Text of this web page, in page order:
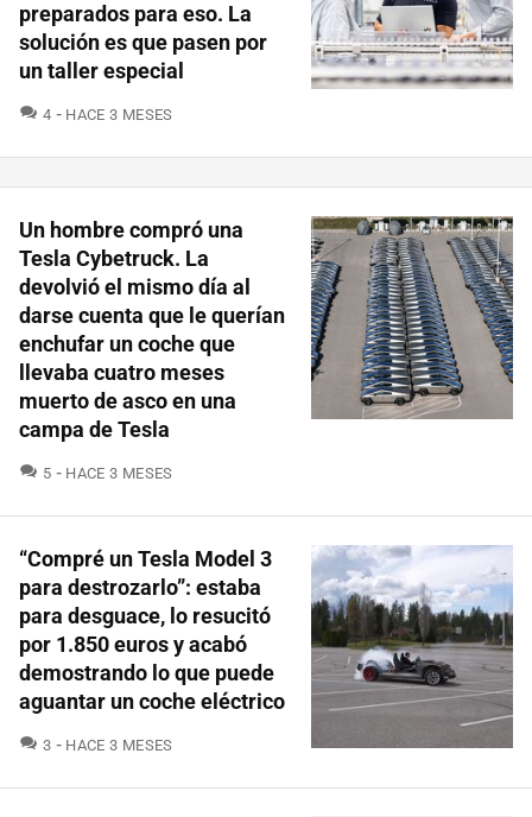
preparados para eso. La
solución es que pasen por
un taller especial
4 COMENTARIOS
HACE 3 MESES
Un hombre compró una
Tesla Cybetruck. La
devolvió el mismo día al
darse cuenta que le querían
enchufar un coche que
llevaba cuatro meses
muerto de asco en una
campa de Tesla
5 COMENTARIOS
HACE 3 MESES
“Compré un Tesla Model 3
para destrozarlo”: estaba
para desguace, lo resucitó
por 1.850 euros y acabó
demostrando lo que puede
aguantar un coche eléctrico
3 COMENTARIOS
HACE 3 MESES